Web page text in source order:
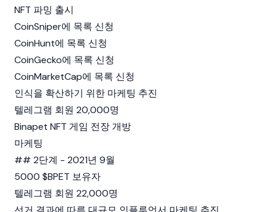
NFT 파밍 출시
CoinSniper에 목록 신청
CoinHunt에 목록 신청
CoinGecko에 목록 신청
CoinMarketCap에 목록 신청
인식을 확산하기 위한 마케팅 추진
텔레그램 회원 20,000명
Binapet NFT 게임 전장 개방
마케팅
## 2단계 - 2021년 9월
5000 $BPET 보유자
텔레그램 회원 22,000명